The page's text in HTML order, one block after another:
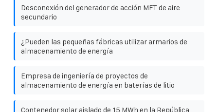
Desconexión del generador de acción MFT de aire
secundario
¿Pueden las pequeñas fábricas utilizar armarios de
almacenamiento de energía
Empresa de ingeniería de proyectos de
almacenamiento de energía en baterías de litio
Contenedor solar aislado de 15 MWh en la República